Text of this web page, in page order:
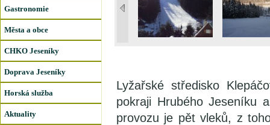
Gastronomie
Města a obce
CHKO Jeseníky
Doprava Jeseníky
Horská služba
Aktuality
Lyžařské středisko
pokraji Hrubého Jeseníku
provozu je pět vleků, z